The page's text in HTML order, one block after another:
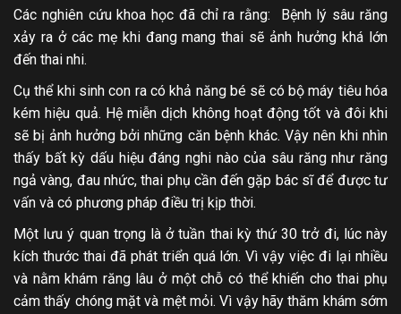
Các nghiên cứu khoa học đã chỉ ra rằng: Bệnh lý sâu răng
xảy ra ở các mẹ khi đang mang thai sẽ ảnh hưởng khá lớn
đến thai nhi.
Cụ thể khi sinh con ra có khả năng bé sẽ có bộ máy tiêu hóa
kém hiệu quả. Hệ miễn dịch không hoạt động tốt và đôi khi
sẽ bị ảnh hưởng bởi những căn bệnh khác. Vậy nên khi nhìn
thấy bất kỳ dấu hiệu đáng nghi nào của sâu răng như răng
ngả vàng, đau nhức, thai phụ cần đến gặp bác sĩ để được tư
vấn và có phương pháp điều trị kịp thời.
Một lưu ý quan trọng là ở tuần thai kỳ thứ 30 trở đi, lúc này
kích thước thai đã phát triển quá lớn. Vì vậy việc đi lại nhiều
và nằm khám răng lâu ở một chỗ có thể khiến cho thai phụ
cảm thấy chóng mặt và mệt mỏi. Vì vậy hãy thăm khám sớm